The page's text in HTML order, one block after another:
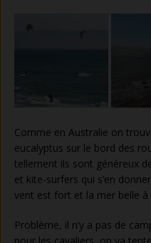
Comme en Australie on
eucalyptus sur le bord des
tellement ils sont généreux
et kite-surfers qui s’en
vent est fort et la mer belle à
Problème, il n’y a pas de